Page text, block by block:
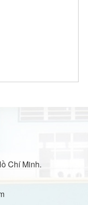
Chí Minh.